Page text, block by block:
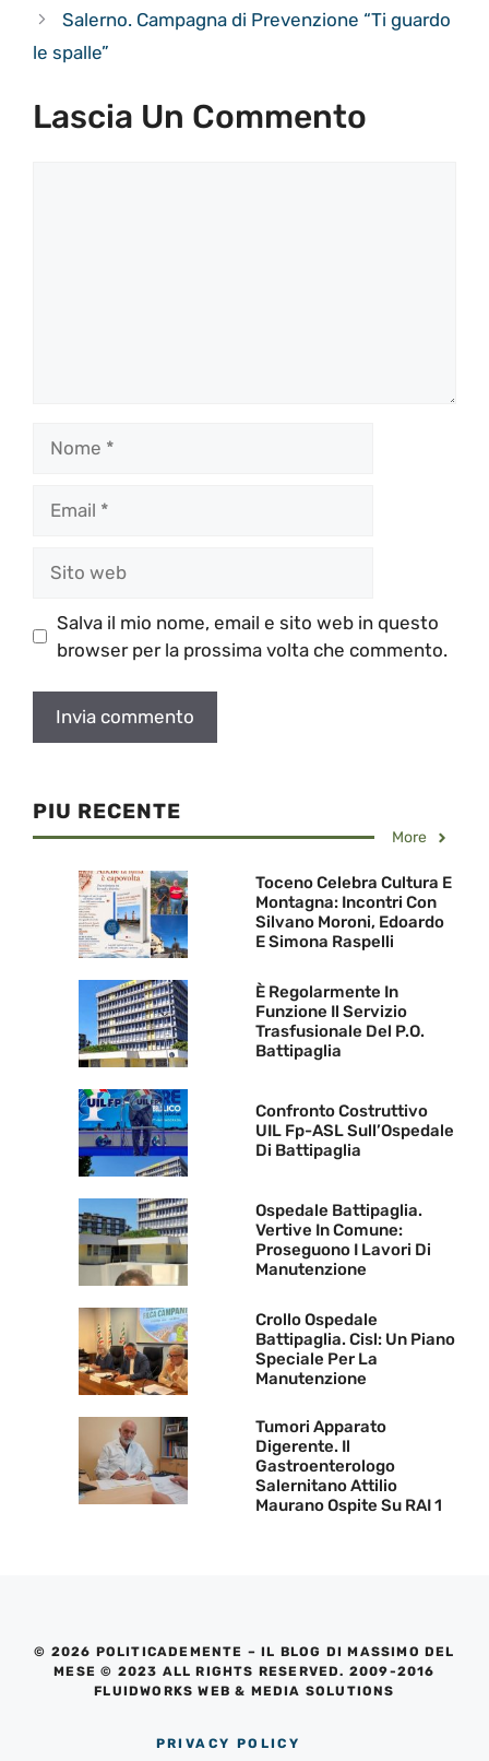
Salerno. Campagna di Prevenzione “Ti guardo
le spalle”
Lascia Un Commento
web
Salva il mio nome, email e sito web in questo
browser per la prossima volta che commento.
PIU RECENTE
More
Toceno Celebra Cultura E
Montagna: Incontri Con
Silvano Moroni, Edoardo
E Simona Raspelli
È Regolarmente In
Funzione Il Servizio
Trasfusionale Del P.O.
Battipaglia
Confronto Costruttivo
UIL Fp-ASL Sull’Ospedale
Di Battipaglia
Ospedale Battipaglia.
Vertive In Comune:
Proseguono I Lavori Di
Manutenzione
Crollo Ospedale
Battipaglia. Cisl: Un Piano
Speciale Per La
Manutenzione
Tumori Apparato
Digerente. Il
Gastroenterologo
Salernitano Attilio
Maurano Ospite Su RAI 1
© 2026 POLITICADEMENTE – IL BLOG DI MASSIMO DEL
MESE © 2023 ALL RIGHTS RESERVED. 2009-2016
FLUIDWORKS WEB & MEDIA SOLUTIONS
PRIVACY POLICY